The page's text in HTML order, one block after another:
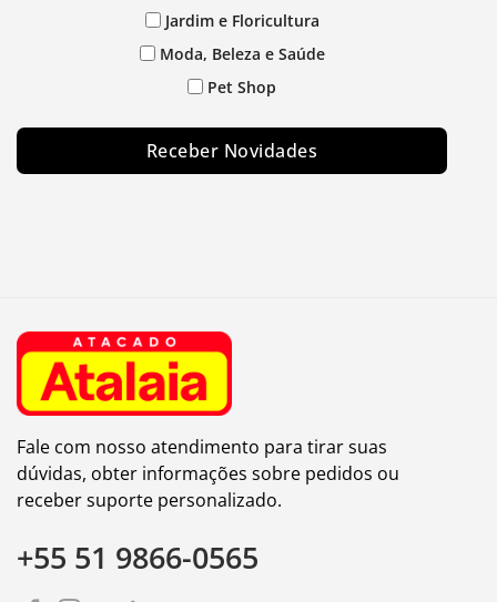
Jardim e Floricultura
Moda, Beleza e Saúde
Pet Shop
Receber Novidades
Fale com nosso atendimento para tirar suas
dúvidas, obter informações sobre pedidos ou
receber suporte personalizado.
+55 51 9866-0565